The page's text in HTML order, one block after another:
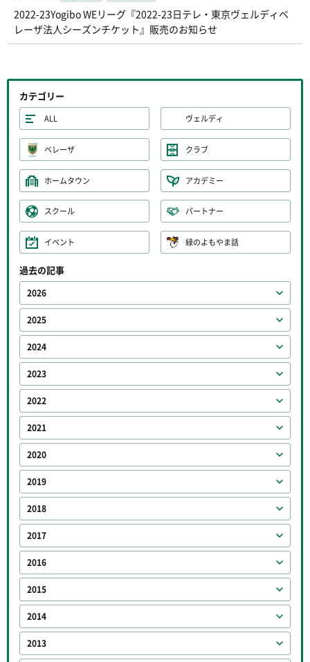
2022-23Yogibo WEリーグ『2022-23日テレ・東京ヴェルディベ
レーザ法人シーズンチケット』販売のお知らせ
カテゴリー
ALL ヴェルディ
ベレーザ クラブ
ホームタウン アカデミー
スクール パートナー
イベント 緑のよもやま話
過去の記事
2026
2025
2024
2023
2022
2021
2020
2019
2018
2017
2016
2015
2014
2013